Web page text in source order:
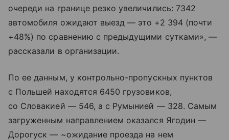
очереди на границе резко увеличились: 7342
автомобиля ожидают выезд — это +2 394 (почти
+48%) по сравнению с предыдущими сутками», —
рассказали в организации.
По ее данным, у контрольно-пропускных пунктов
с Польшей находятся 6450 грузовиков,
со Словакией — 546, а с Румынией — 328. Самым
загруженным направлением оказался Ягодин —
Дорогуск — ~ожидание проезда на нем